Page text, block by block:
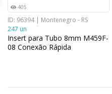
405
ID: 96394 | Montenegro - RS
247 un
Insert para Tubo 8mm M459F-
08 Conexão Rápida